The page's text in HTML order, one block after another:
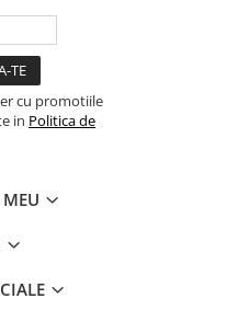
cu promotiile
in Politica de